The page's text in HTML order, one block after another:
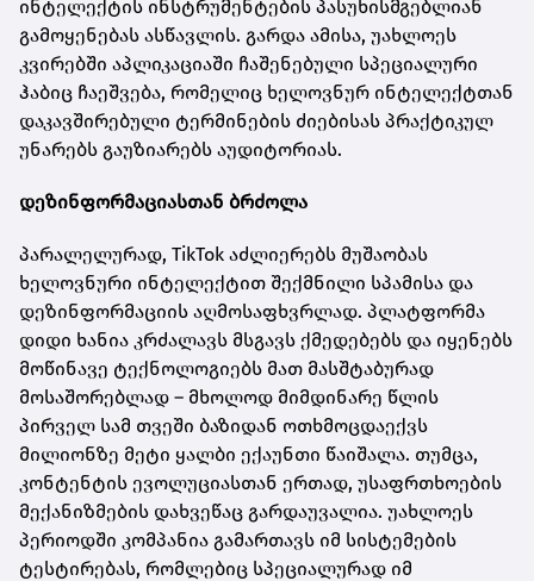
ინტელექტის ინსტრუმენტების პასუხისმგებლიან
გამოყენებას ასწავლის. გარდა ამისა, უახლოეს
კვირებში აპლიკაციაში ჩაშენებული სპეციალური
ჰაბიც ჩაეშვება, რომელიც ხელოვნურ ინტელექტთან
დაკავშირებული ტერმინების ძიებისას პრაქტიკულ
უნარებს გაუზიარებს აუდიტორიას.
დეზინფორმაციასთან ბრძოლა
პარალელურად, TikTok აძლიერებს მუშაობას
ხელოვნური ინტელექტით შექმნილი სპამისა და
დეზინფორმაციის აღმოსაფხვრლად. პლატფორმა
დიდი ხანია კრძალავს მსგავს ქმედებებს და იყენებს
მოწინავე ტექნოლოგიებს მათ მასშტაბურად
მოსაშორებლად – მხოლოდ მიმდინარე წლის
პირველ სამ თვეში ბაზიდან ოთხმოცდაექვს
მილიონზე მეტი ყალბი ექაუნთი წაიშალა. თუმცა,
კონტენტის ევოლუციასთან ერთად, უსაფრთხოების
მექანიზმების დახვეწაც გარდაუვალია. უახლოეს
პერიოდში კომპანია გამართავს იმ სისტემების
ტესტირებას, რომლებიც სპეციალურად იმ